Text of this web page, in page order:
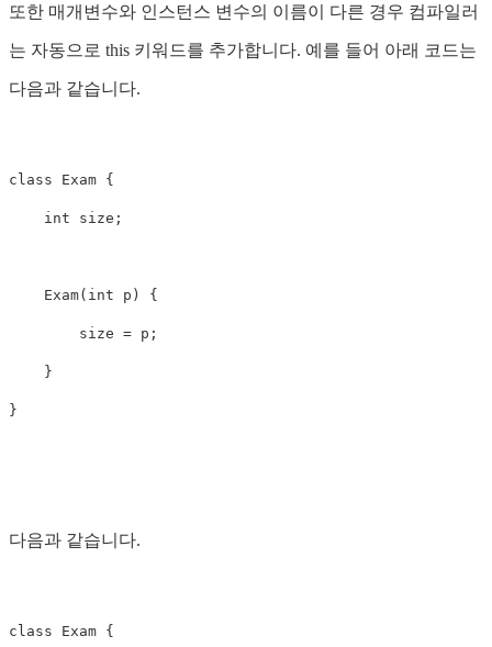
또한 매개변수와 인스턴스 변수의 이름이 다른 경우 컴파일러
는 자동으로 this 키워드를 추가합니다. 예를 들어 아래 코드는
다음과 같습니다.
class Exam {
    int size;
    Exam(int p) {
        size = p;
    }
다음과 같습니다.
class Exam {